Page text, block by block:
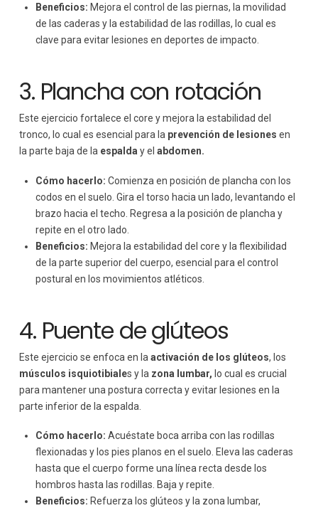
Beneficios: Mejora el control de las piernas, la movilidad
de las caderas y la estabilidad de las rodillas, lo cual es
clave para evitar lesiones en deportes de impacto.
3. Plancha con rotación
Este ejercicio fortalece el core y mejora la estabilidad del
tronco, lo cual es esencial para la prevención de lesiones en
la parte baja de la espalda y el abdomen.
Cómo hacerlo: Comienza en posición de plancha con los
codos en el suelo. Gira el torso hacia un lado, levantando el
brazo hacia el techo. Regresa a la posición de plancha y
repite en el otro lado.
Beneficios: Mejora la estabilidad del core y la flexibilidad
de la parte superior del cuerpo, esencial para el control
postural en los movimientos atléticos.
4. Puente de glúteos
Este ejercicio se enfoca en la activación de los glúteos, los
músculos isquiotibiales y la zona lumbar, lo cual es crucial
para mantener una postura correcta y evitar lesiones en la
parte inferior de la espalda.
Cómo hacerlo: Acuéstate boca arriba con las rodillas
flexionadas y los pies planos en el suelo. Eleva las caderas
hasta que el cuerpo forme una línea recta desde los
hombros hasta las rodillas. Baja y repite.
Beneficios: Refuerza los glúteos y la zona lumbar,